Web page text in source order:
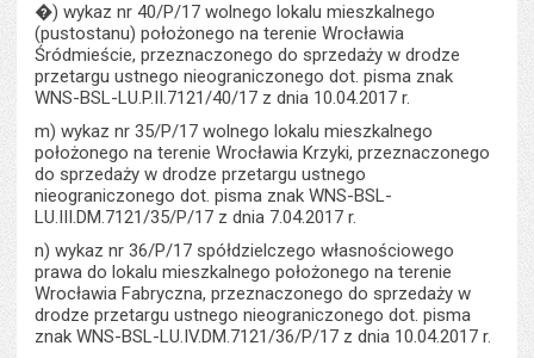
�) wykaz nr 40/P/17 wolnego lokalu mieszkalnego
(pustostanu) położonego na terenie Wrocławia
Śródmieście, przeznaczonego do sprzedaży w drodze
przetargu ustnego nieograniczonego dot. pisma znak
WNS-BSL-LU.P.II.7121/40/17 z dnia 10.04.2017 r.
m) wykaz nr 35/P/17 wolnego lokalu mieszkalnego
położonego na terenie Wrocławia Krzyki, przeznaczonego
do sprzedaży w drodze przetargu ustnego
nieograniczonego dot. pisma znak WNS-BSL-
LU.III.DM.7121/35/P/17 z dnia 7.04.2017 r.
n) wykaz nr 36/P/17 spółdzielczego własnościowego
prawa do lokalu mieszkalnego położonego na terenie
Wrocławia Fabryczna, przeznaczonego do sprzedaży w
drodze przetargu ustnego nieograniczonego dot. pisma
znak WNS-BSL-LU.IV.DM.7121/36/P/17 z dnia 10.04.2017 r.